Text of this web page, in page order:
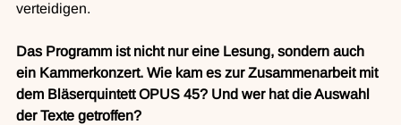
verteidigen.
Das Programm ist nicht nur eine Lesung, sondern auch
ein Kammerkonzert. Wie kam es zur Zusammenarbeit mit
dem Bläserquintett OPUS 45? Und wer hat die Auswahl
der Texte getroffen?